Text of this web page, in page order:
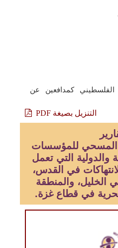
كمدافعين عن
التنزيل بصيغة PDF
المسحي للمؤسسات
والدولية التي تعمل
في القدس،
الخليل، والمنطقة
في قطاع غزة.